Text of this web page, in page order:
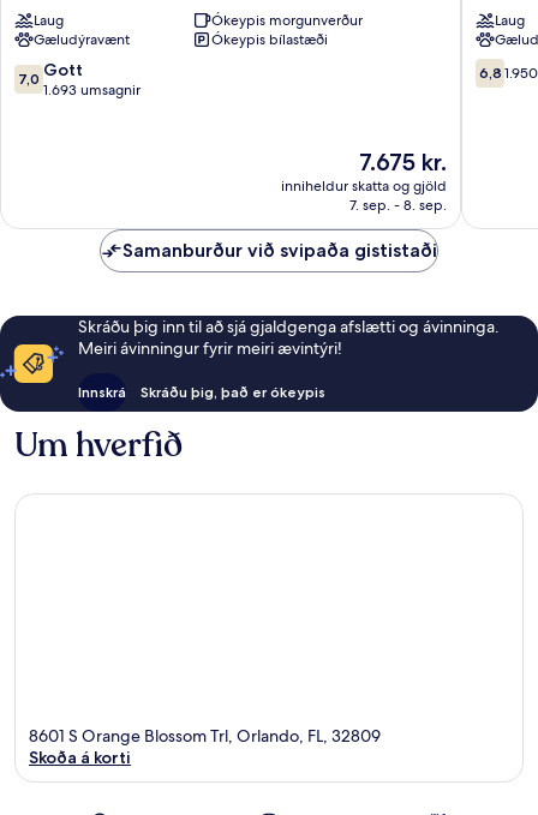
Wyndham
Orlando
Near
Florida
Laug
Ókeypis morgunverður
Gæludýravænt
Ókeypis bílastæði
7.0
af
7,0 Gott
1.693 umsagnir
Verðið
er
7.675 kr.
7.675 kr.
inniheldur skatta og gjöld
7. sep. - 8. sep.
Suites,
Orlando
Orlando
Laug
6.8af
10,
6,8
Samanburður við svipaða gististaði
Skráðu þig inn til að sjá gjaldgenga afslætti og ávinninga.
Meiri ávinningur fyrir meiri ævintýri!
Innskrá Skráðu þig, það er ókeypis
Um hverfið
8601 S Orange Blossom Trl, Orlando, FL, 32809
Skoða á korti